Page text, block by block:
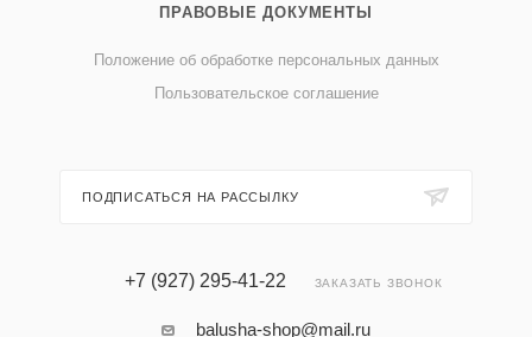
ПРАВОВЫЕ ДОКУМЕНТЫ
Положение об обработке персональных данных
Пользовательское соглашение
ПОДПИСАТЬСЯ НА РАССЫЛКУ
+7 (927) 295-41-22 ЗАКАЗАТЬ ЗВОНОК
balusha-shop@mail.ru